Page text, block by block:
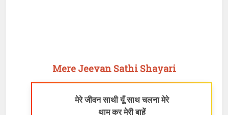
Mere Jeevan Sathi Shayari
मेरे जीवन साथी यूँ साथ चलना मेरे
थाम कर मेरी बाहें